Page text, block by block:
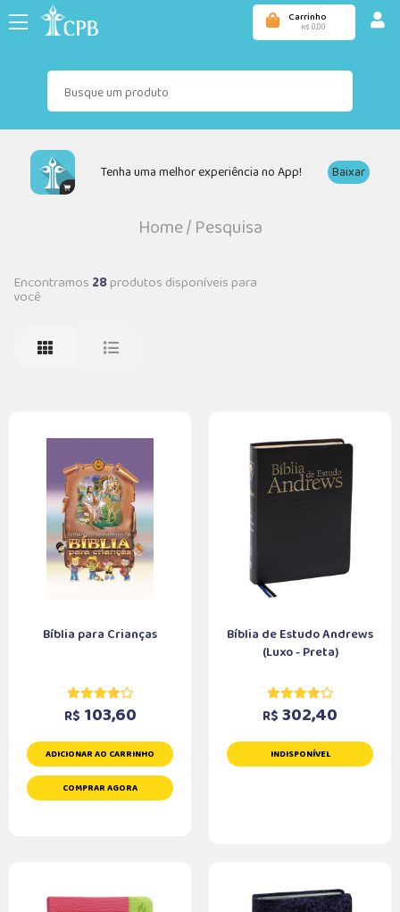
Carrinho
R$ 0,00
Tenha uma melhor experiência no App! Baixar
Home/Pesquisa
Encontramos 28produtos disponíveis para
você
Bíblia para Crianças
R$ 103,60
ADICIONAR AO CARRINHO
COMPRAR AGORA
Bíblia de Estudo Andrews
(Luxo - Preta)
R$ 302,40
INDISPONÍVEL